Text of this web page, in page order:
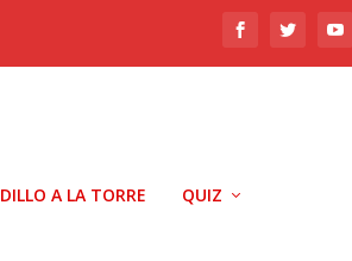
DILLO A LA TORRE QUIZ